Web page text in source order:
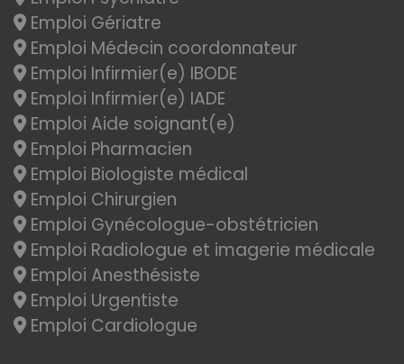
Emploi Gériatre
Emploi Médecin coordonnateur
Emploi Infirmier(e) IBODE
Emploi Infirmier(e) IADE
Emploi Aide soignant(e)
Emploi Pharmacien
Emploi Biologiste médical
Emploi Chirurgien
Emploi Gynécologue-obstétricien
Emploi Radiologue et imagerie médicale
Emploi Anesthésiste
Emploi Urgentiste
Emploi Cardiologue